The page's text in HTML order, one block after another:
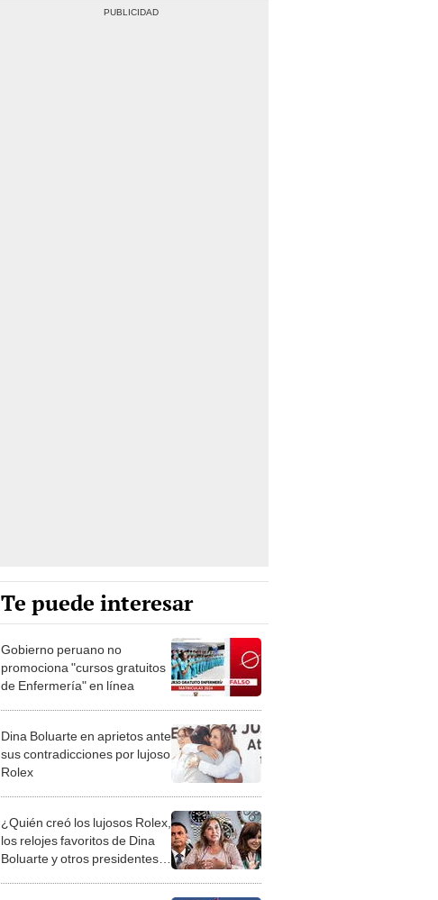
Te puede interesar
Gobierno peruano no
promociona "cursos gratuitos
de Enfermería" en línea
Dina Boluarte en aprietos ante
sus contradicciones por lujoso
Rolex
¿Quién creó los lujosos Rolex,
los relojes favoritos de Dina
Boluarte y otros presidentes